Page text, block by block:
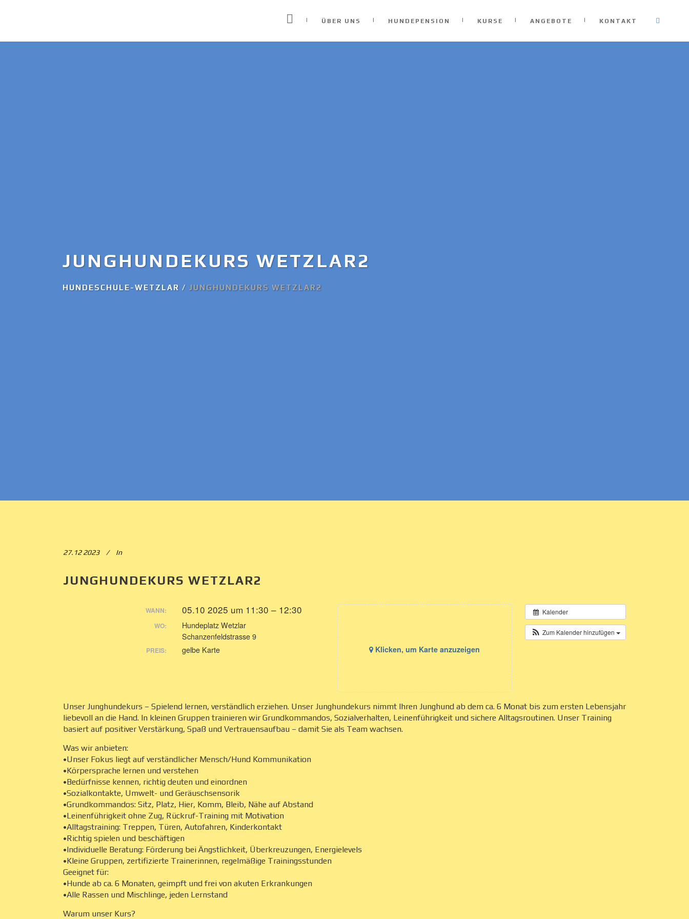
ÜBER UNS HUNDEPENSION KURSE ANGEBOTE KONTAKT
JUNGHUNDEKURS WETZLAR2
HUNDESCHULE-WETZLAR / JUNGHUNDEKURS WETZLAR2
27.12 2023 In
JUNGHUNDEKURS WETZLAR2
Kalender
Zum Kalender hinzufügen
Klicken, um Karte anzuzeigen
WANN: 05.10 2025 um 11:30 – 12:30
WO:
Hundeplatz Wetzlar
Schanzenfeldstrasse 9
PREIS: gelbe Karte
Unser Junghundekurs – Spielend lernen, verständlich erziehen. Unser Junghundekurs nimmt Ihren Junghund ab dem ca. 6 Monat bis zum ersten Lebensjahr
liebevoll an die Hand. In kleinen Gruppen trainieren wir Grundkommandos, Sozialverhalten, Leinenführigkeit und sichere Alltagsroutinen. Unser Training
basiert auf positiver Verstärkung, Spaß und Vertrauensaufbau – damit Sie als Team wachsen.
Was wir anbieten:
•Unser Fokus liegt auf verständlicher Mensch/Hund Kommunikation
•Körpersprache lernen und verstehen
•Bedürfnisse kennen, richtig deuten und einordnen
•Sozialkontakte, Umwelt- und Geräuschsensorik
•Grundkommandos: Sitz, Platz, Hier, Komm, Bleib, Nähe auf Abstand
•Leinenführigkeit ohne Zug, Rückruf-Training mit Motivation
•Alltagstraining: Treppen, Türen, Autofahren, Kinderkontakt
•Richtig spielen und beschäftigen
•Individuelle Beratung: Förderung bei Ängstlichkeit, Überkreuzungen, Energielevels
•Kleine Gruppen, zertifizierte Trainerinnen, regelmäßige Trainingsstunden
Geeignet für:
•Hunde ab ca. 6 Monaten, geimpft und frei von akuten Erkrankungen
•Alle Rassen und Mischlinge, jeden Lernstand
Warum unser Kurs?